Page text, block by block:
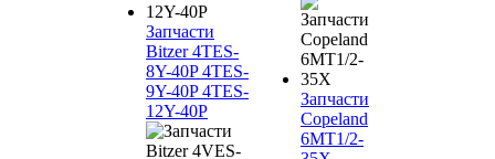
Запчасти
Bitzer 4TES-
8Y-40P 4TES-
9Y-40P 4TES-
12Y-40P
Запчасти
Copeland
6MT1/2-